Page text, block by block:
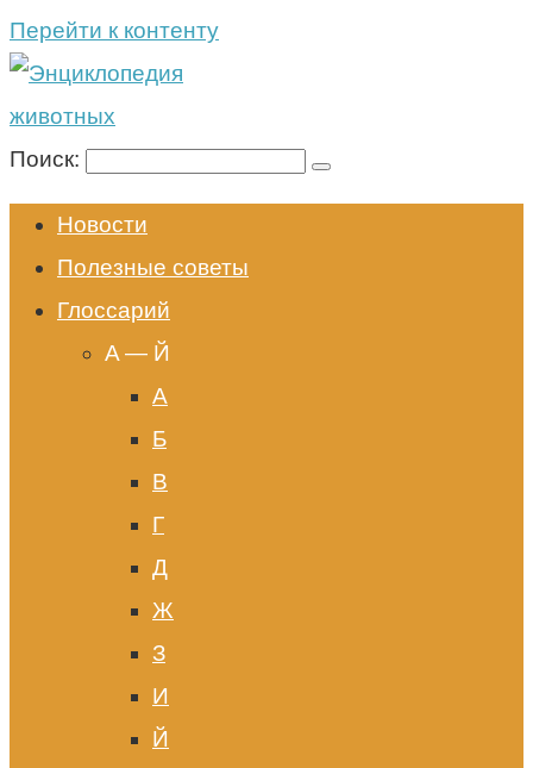
Перейти к контенту
Поиск:
Новости
Полезные советы
Глоссарий
A — Й
А
Б
В
Г
Д
Ж
З
И
Й